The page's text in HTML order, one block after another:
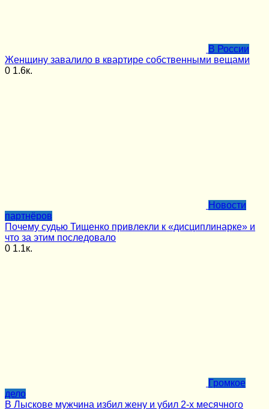
В России
Женщину завалило в квартире собственными вещами
0 1.6к.
Новости
партнёров
Почему судью Тищенко привлекли к «дисциплинарке» и
что за этим последовало
0 1.1к.
Громкое
дело
В Лыскове мужчина избил жену и убил 2-х месячного